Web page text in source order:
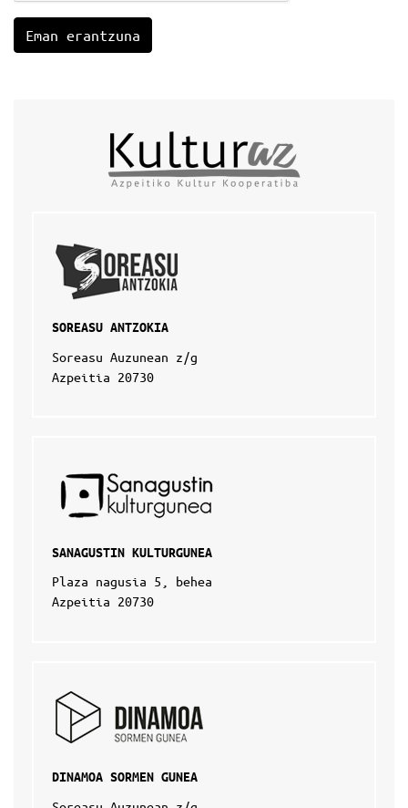
SOREASU ANTZOKIA
Soreasu Auzunean z/g
Azpeitia 20730
SANAGUSTIN KULTURGUNEA
Plaza nagusia 5, behea
Azpeitia 20730
DINAMOA SORMEN GUNEA